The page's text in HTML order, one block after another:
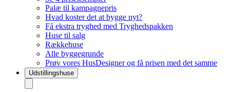
Palæ til kampagnepris
Hvad koster det at bygge nyt?
Få ekstra tryghed med Tryghedspakken
Huse til salg
Rækkehuse
Alle byggegrunde
Prøv vores HusDesigner og få prisen med det samme
Udstillingshuse